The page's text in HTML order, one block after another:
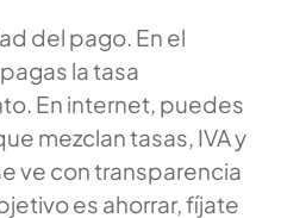
del pago. En el
la tasa
En internet, puedes
mezclan tasas, IVA y
ve con transparencia
es ahorrar, fíjate